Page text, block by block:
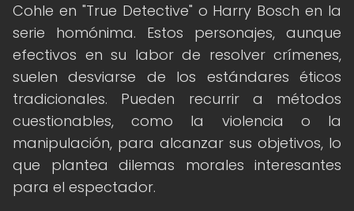
Cohle en "True Detective" o Harry Bosch en la
serie homónima. Estos personajes, aunque
efectivos en su labor de resolver crímenes,
suelen desviarse de los estándares éticos
tradicionales. Pueden recurrir a métodos
cuestionables, como la violencia o la
manipulación, para alcanzar sus objetivos, lo
que plantea dilemas morales interesantes
para el espectador.